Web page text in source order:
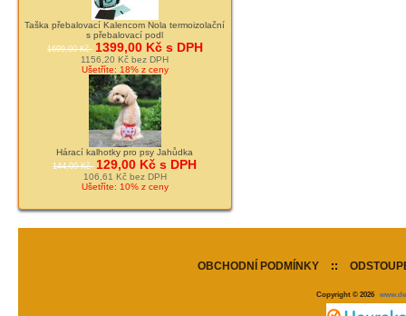
Taška přebalovací Kalencom Nola termoizolační
s přebalovací podl
1699,00 Kč 1399,00 Kč s DPH
1156,20 Kč bez DPH
Ušetříte: 18% z ceny
Hárací kalhotky pro psy Jahůdka
144,00 Kč 129,00 Kč s DPH
106,61 Kč bez DPH
Ušetříte: 10% z ceny
OBCHODNÍ PODMÍNKY ::
Copyright © 2026